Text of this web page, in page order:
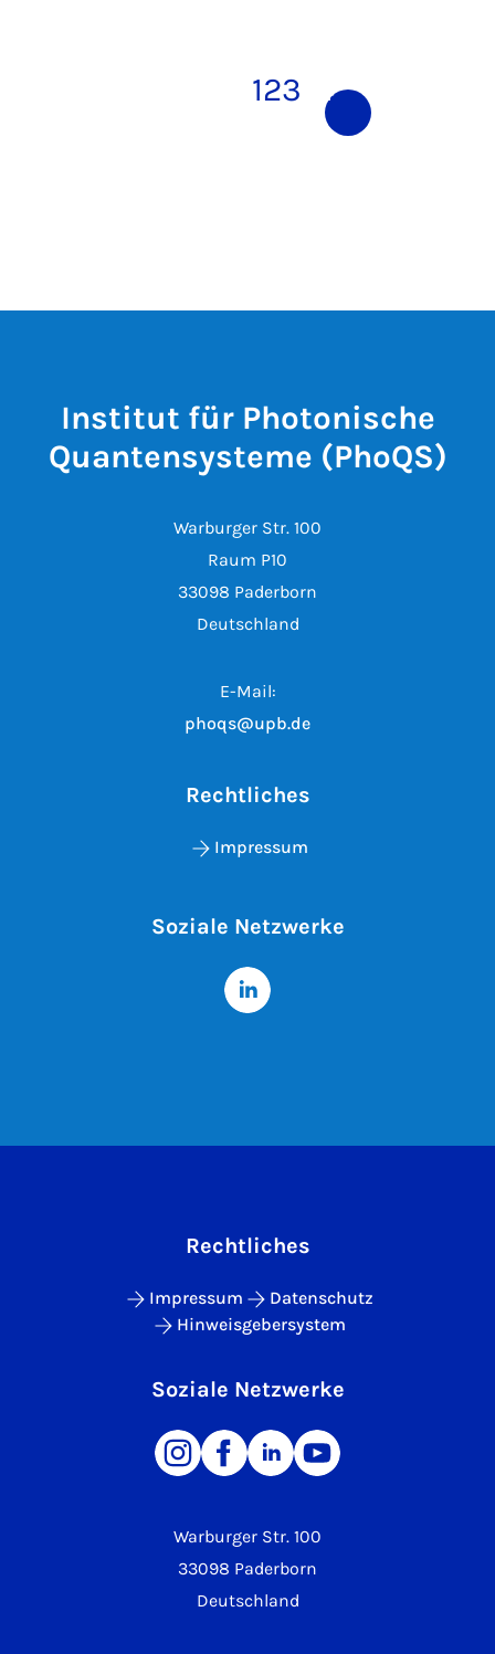
123 4
Institut für Photonische
Quantensysteme (PhoQS)
Warburger Str. 100
Raum P10
33098 Paderborn
Deutschland
E-Mail:
phoqs@upb.de
Rechtliches
Impressum
Soziale Netzwerke
Warburger Str. 100
33098 Paderborn
Deutschland
Rechtliches
Impressum
Datenschutz
Hinweisgebersystem
Soziale Netzwerke